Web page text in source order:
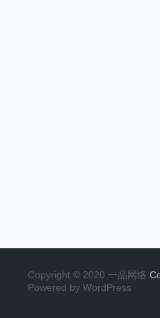
Copyright © 2020 一品网络
Powered by WordPress